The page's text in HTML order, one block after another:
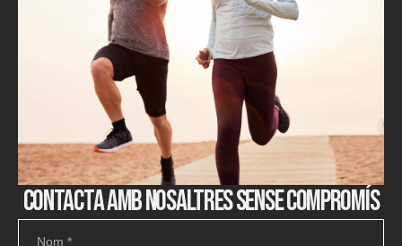
Contacta amb nosaltres sense compromís